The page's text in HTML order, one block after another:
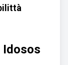
Idosos